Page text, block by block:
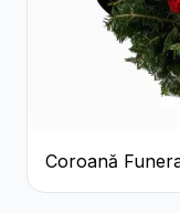
Coroană